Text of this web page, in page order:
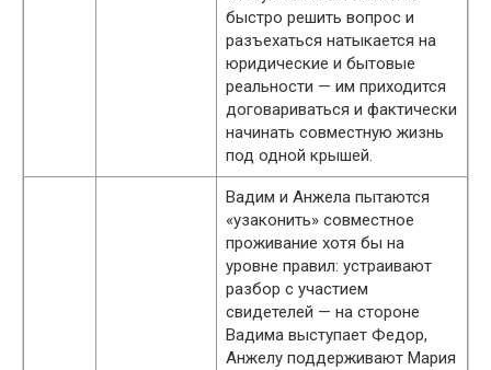
быстро решить вопрос и
разъехаться натыкается на
юридические и бытовые
реальности — им приходится
договариваться и фактически
начинать совместную жизнь
под одной крышей.
Вадим и Анжела пытаются
«узаконить» совместное
проживание хотя бы на
уровне правил: устраивают
разбор с участием
свидетелей — на стороне
Вадима выступает Федор,
Анжелу поддерживают Мария